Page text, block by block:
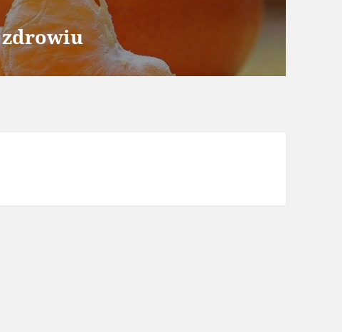
zdrowiu